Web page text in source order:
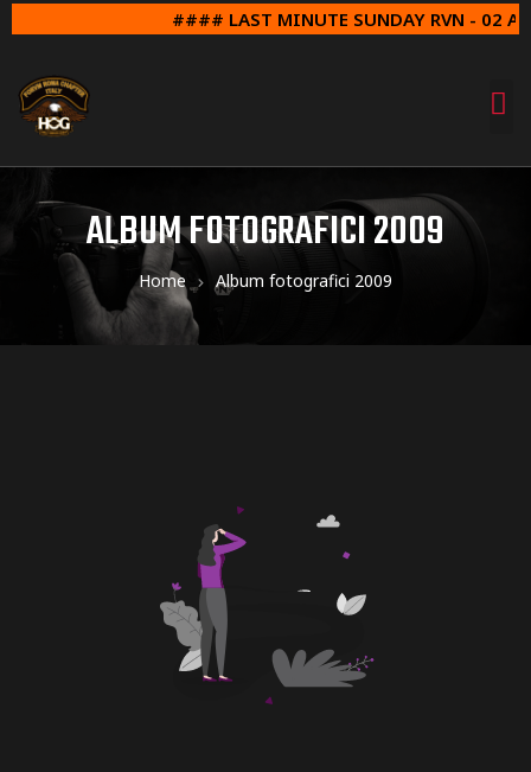
#### LAST MINUTE SUNDAY RVN - 02
ALBUM FOTOGRAFICI 2009
Home Album fotografici 2009